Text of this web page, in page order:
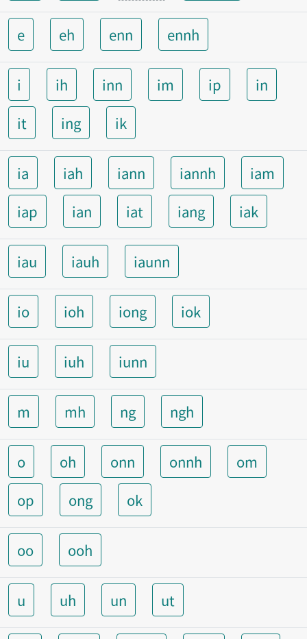
e eh enn ennh
i ih inn im ip
in
it
ing ik
ia iah iann iannh
iam
iap
ian iat iang iak
iau iauh iaunn
io ioh iong iok
iu iuh iunn
m mh ng ngh
o oh onn onnh
om
op
ong ok
oo ooh
u uh un ut